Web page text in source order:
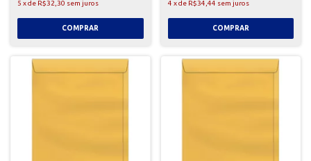
5 xde R$32,30 sem juros 4 xde R$34,44 sem juros